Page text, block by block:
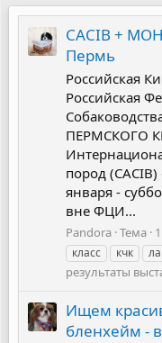
CACIB +
Пермь
Российская
Российская
ПЕРМСКОГО
пород
января -
вне ФЦИ...
Pandora Тема
класс
кчк
результаты
Ищем
бленхейм -